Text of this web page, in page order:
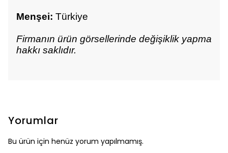
Menşei: Türkiye
Firmanın ürün görsellerinde değişiklik yapma
hakkı saklıdır.
Yorumlar
Bu ürün için henüz yorum yapılmamış.